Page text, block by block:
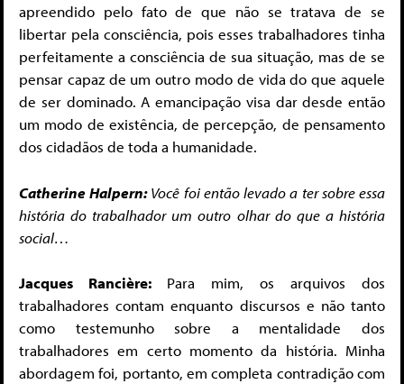
apreendido pelo fato de que não se tratava de se
libertar pela consciência, pois esses trabalhadores tinha
perfeitamente a consciência de sua situação, mas de se
pensar capaz de um outro modo de vida do que aquele
de ser dominado. A emancipação visa dar desde então
um modo de existência, de percepção, de pensamento
dos cidadãos de toda a humanidade.
Catherine Halpern:Você foi então levado a ter sobre essa
história do trabalhador um outro olhar do que a história
social…
Jacques Rancière: Para mim, os arquivos dos
trabalhadores contam enquanto discursos e não tanto
como testemunho sobre a mentalidade dos
trabalhadores em certo momento da história. Minha
abordagem foi, portanto, em completa contradição com